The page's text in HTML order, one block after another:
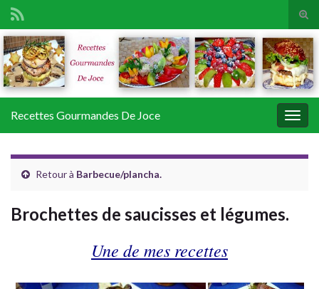
Search for:
Recettes Gourmandes De Joce
Retour à Barbecue/plancha.
Brochettes de saucisses et légumes.
Une de mes recettes